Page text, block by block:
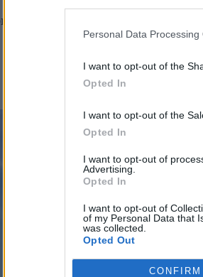
Personal Data Processing
I want to opt-out of the
Opted In
I want to opt-out of the
Opted In
I want to opt-out of
Advertising.
Opted In
I want to opt-out of
of my Personal Data that
was collected.
Opted Out
CONFIRM
nawet starą pralkę